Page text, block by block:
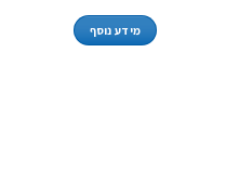
מידע נוסף